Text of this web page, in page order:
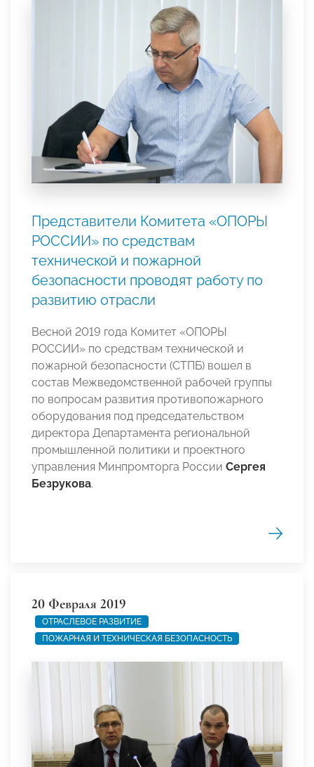
Представители Комитета «ОПОРЫ
РОССИИ» по средствам
технической и пожарной
безопасности проводят работу по
развитию отрасли
Весной 2019 года Комитет «ОПОРЫ
РОССИИ» по средствам технической и
пожарной безопасности (СТПБ) вошел в
состав Межведомственной рабочей группы
по вопросам развития противопожарного
оборудования под председательством
директора Департамента региональной
промышленной политики и проектного
управления Минпромторга России Сергея
Безрукова.
20 Февраля 2019
ОТРАСЛЕВОЕ РАЗВИТИЕ
ПОЖАРНАЯ И ТЕХНИЧЕСКАЯ БЕЗОПАСНОСТЬ